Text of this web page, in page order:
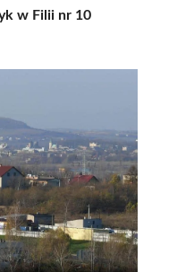
w Filii nr 10